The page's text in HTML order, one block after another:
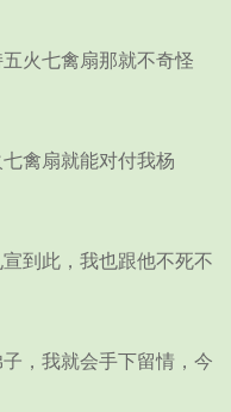
火七禽扇那就不奇怪
禽扇就能对付我杨
到此，我也跟他不死不
，我就会手下留情，今